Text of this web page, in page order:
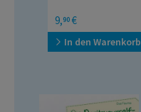
Natürliche Hausmittel
rund um die Verdauung
9,90 €
In den Warenkorb